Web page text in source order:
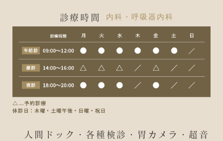
診療時間 内科・呼吸器内科
人間ドック・各種検診・胃カメラ・超音